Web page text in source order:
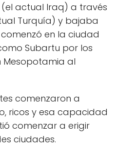
actual Iraq) a través
Turquía) y bajaba
en la ciudad
Subartu por los
Mesopotamia al
comenzaron a
ricos y esa capacidad
comenzar a erigir
ciudades.